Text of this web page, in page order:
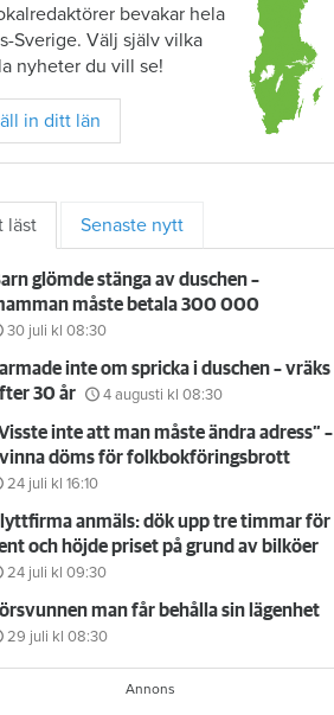
bevakar hela
Sverige. Välj själv vilka
nyheter du vill se!
in ditt län
läst Senaste nytt
glömde stänga av duschen –
måste betala 300 000
30 juli kl 08:30
inte om spricka i duschen – vräks
30 år
4 augusti kl 08:30
inte att man måste ändra adress” –
döms för folkbokföringsbrott
24 juli kl 16:10
anmäls: dök upp tre timmar för
och höjde priset på grund av bilköer
24 juli kl 09:30
man får behålla sin lägenhet
29 juli kl 08:30